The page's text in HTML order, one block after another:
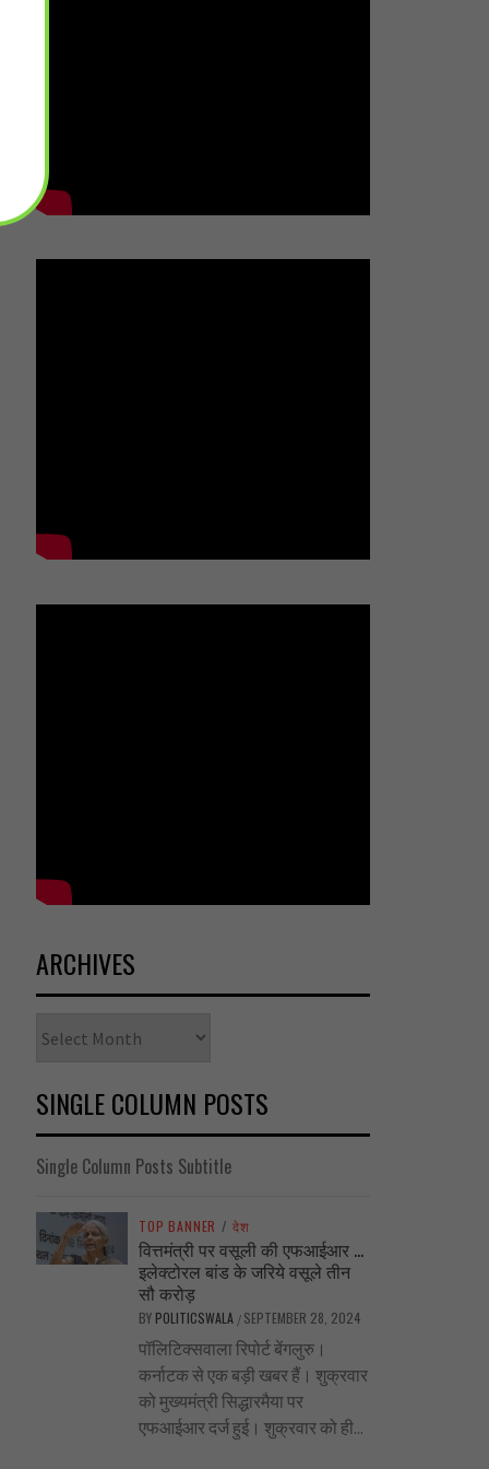
ARCHIVES
SINGLE COLUMN POSTS
Single Column Posts Subtitle
TOP BANNER / देश
वित्तमंत्री पर वसूली की एफआईआर …
इलेक्टोरल बांड के जरिये वसूले तीन
सौ करोड़
BY POLITICSWALA / SEPTEMBER 28, 2024
पॉलिटिक्सवाला रिपोर्ट बेंगलुरु।
कर्नाटक से एक बड़ी खबर हैं। शुक्रवार
को मुख्यमंत्री सिद्धारमैया पर
एफआईआर दर्ज हुई। शुक्रवार को ही...